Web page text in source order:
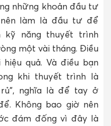
những khoản đầu tư
làm là đầu tư để
kỹ năng thuyết trình
một vài tháng. Điều
quả. Và điều bạn
khi thuyết trình là
nghĩa là để tay ở
Không bao giờ nên
đám đống vì đây là